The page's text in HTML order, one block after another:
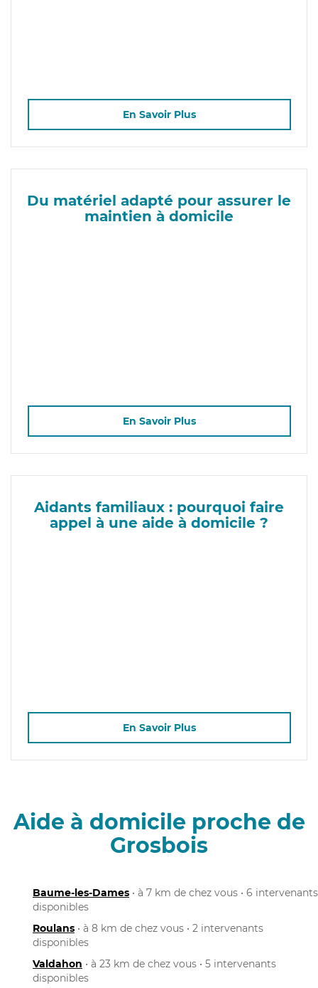
En Savoir Plus
Du matériel adapté pour assurer le
maintien à domicile
En Savoir Plus
Aidants familiaux : pourquoi faire
appel à une aide à domicile ?
En Savoir Plus
Aide à domicile proche de
Grosbois
Baume-les-Dames • à 7 km de chez vous • 6 intervenants
disponibles
Roulans • à 8 km de chez vous • 2 intervenants
disponibles
Valdahon • à 23 km de chez vous • 5 intervenants
disponibles